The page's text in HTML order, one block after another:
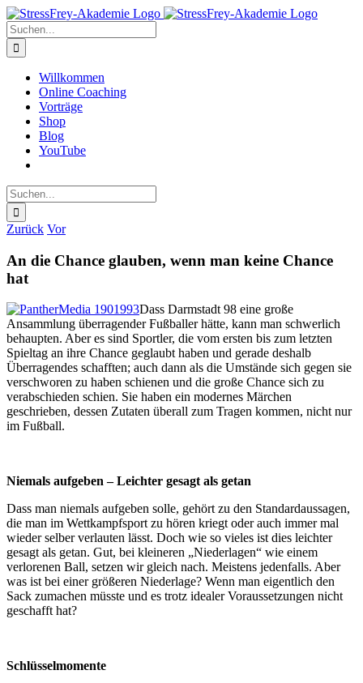
Zum
Inhalt
springen
Suche
nach:
Willkommen
Online Coaching
Vorträge
Shop
Blog
YouTube
Suche
nach:
Zurück Vor
An die Chance glauben, wenn man keine Chance
hat
Dass Darmstadt 98 eine große
Ansammlung überragender Fußballer hätte, kann man schwerlich
behaupten. Aber es sind Sportler, die vom ersten bis zum letzten
Spieltag an ihre Chance geglaubt haben und gerade deshalb
Überragendes schafften; auch dann als die Umstände sich gegen sie
verschworen zu haben schienen und die große Chance sich zu
verabschieden schien. Sie haben ein modernes Märchen
geschrieben, dessen Zutaten überall zum Tragen kommen, nicht nur
im Fußball.
Niemals aufgeben – Leichter gesagt als getan
Dass man niemals aufgeben solle, gehört zu den Standardaussagen,
die man im Wettkampfsport zu hören kriegt oder auch immer mal
wieder selber verlauten lässt. Doch wie so vieles ist dies leichter
gesagt als getan. Gut, bei kleineren „Niederlagen“ wie einem
verlorenen Ball, setzen wir gleich nach. Meistens jedenfalls. Aber
was ist bei einer größeren Niederlage? Wenn man eigentlich den
Sack zumachen müsste und es trotz idealer Voraussetzungen nicht
geschafft hat?
Schlüsselmomente